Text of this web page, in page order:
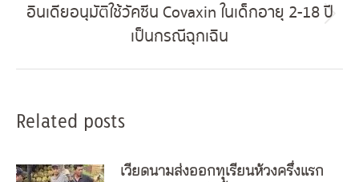
post:
อินเดียอนุมัติใช้วัคซีน Covaxin ในเด็กอายุ 2-18 ปี
เป็นกรณีฉุกเฉิน
Related posts
เวียดนามส่งออกทุเรียนห้วงครึ่งแรก